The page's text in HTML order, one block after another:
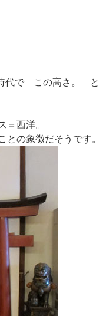
代で この高さ。 と
西洋。
の象徴だそうです。